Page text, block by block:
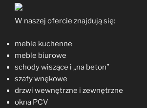
W naszej ofercie znajdują się:
meble kuchenne
meble biurowe
schody wiszące i „na beton”
szafy wnękowe
drzwi wewnętrzne i zewnętrzne
okna PCV